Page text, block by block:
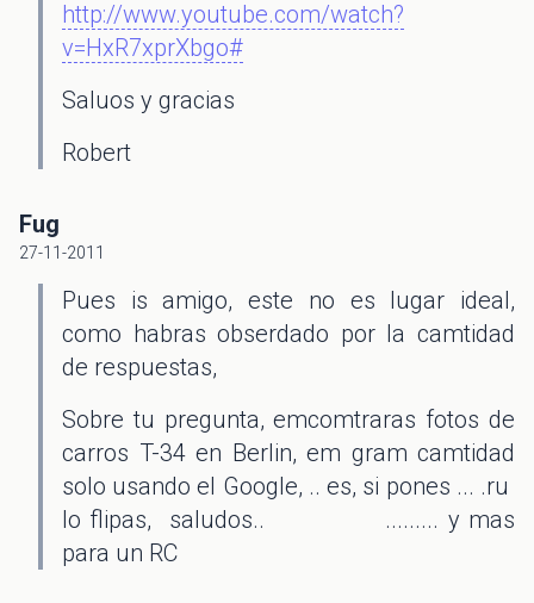
http://www.youtube.com/watch?
v=HxR7xprXbgo#
Saluos y gracias
Robert
Fug
27-11-2011
Pues is amigo, este no es lugar ideal,
como habras obserdado por la camtidad
de respuestas,
Sobre tu pregunta, emcomtraras fotos de
carros T-34 en Berlin, em gram camtidad
solo usando el Google, .. es, si pones ... .ru
lo flipas, saludos.. ......... y mas
para un RC